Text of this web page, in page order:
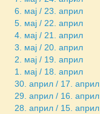
6. мај / 23. април
5. мај / 22. април
4. мај / 21. април
3. мај / 20. април
2. мај / 19. април
1. мај / 18. април
30. април / 17. април
29. април / 16. април
28. април / 15. април